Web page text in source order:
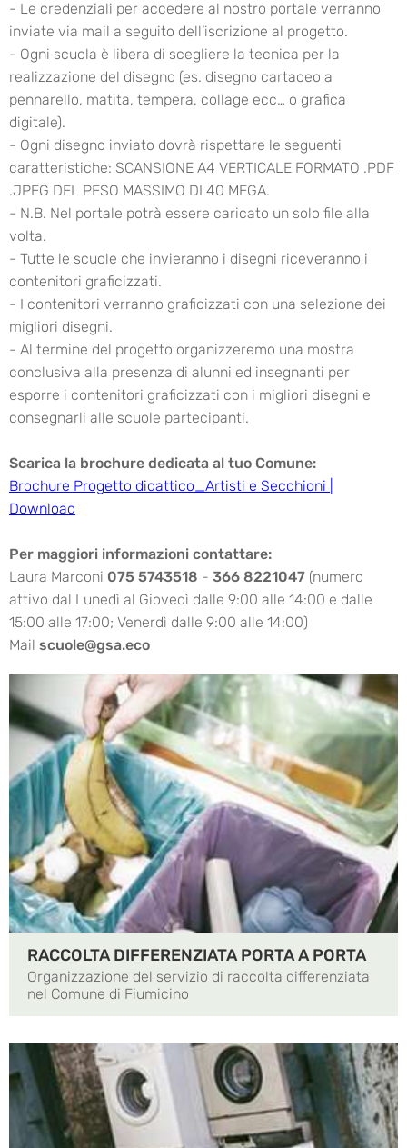
- Le credenziali per accedere al nostro portale verranno
inviate via mail a seguito dell’iscrizione al progetto.
- Ogni scuola è libera di scegliere la tecnica per la
realizzazione del disegno (es. disegno cartaceo a
pennarello, matita, tempera, collage ecc… o grafica
digitale).
- Ogni disegno inviato dovrà rispettare le seguenti
caratteristiche: SCANSIONE A4 VERTICALE FORMATO .PDF
.JPEG DEL PESO MASSIMO DI 40 MEGA.
- N.B. Nel portale potrà essere caricato un solo file alla
volta.
- Tutte le scuole che invieranno i disegni riceveranno i
contenitori graficizzati.
- I contenitori verranno graficizzati con una selezione dei
migliori disegni.
- Al termine del progetto organizzeremo una mostra
conclusiva alla presenza di alunni ed insegnanti per
esporre i contenitori graficizzati con i migliori disegni e
consegnarli alle scuole partecipanti.
Scarica la brochure dedicata al tuo Comune:
Brochure Progetto didattico_Artisti e Secchioni |
Download
Per maggiori informazioni contattare:
Laura Marconi 075 5743518 - 366 8221047 (numero
attivo dal Lunedì al Giovedì dalle 9:00 alle 14:00 e dalle
15:00 alle 17:00; Venerdì dalle 9:00 alle 14:00)
Mail scuole@gsa.eco
RACCOLTA DIFFERENZIATA PORTA A PORTA
Organizzazione del servizio di raccolta differenziata
nel Comune di Fiumicino